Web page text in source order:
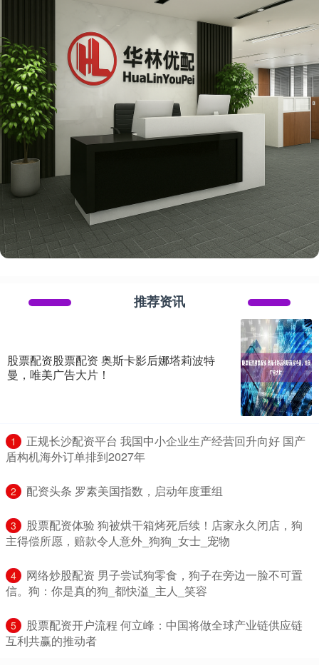
推荐资讯
股票配资股票配资 奥斯卡影后娜塔莉波特
曼，唯美广告大片！
1
​正规长沙配资平台 我国中小企业生产经营回升向好 国产
盾构机海外订单排到2027年
2 ​配资头条 罗素美国指数，启动年度重组
3
​股票配资体验 狗被烘干箱烤死后续！店家永久闭店，狗
主得偿所愿，赔款令人意外_狗狗_女士_宠物
4
​网络炒股配资 男子尝试狗零食，狗子在旁边一脸不可置
信。狗：你是真的狗_都快溢_主人_笑容
5
​股票配资开户流程 何立峰：中国将做全球产业链供应链
互利共赢的推动者